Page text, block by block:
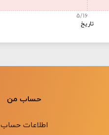
تاریخ
5/16
حساب من
اطلاعات حساب